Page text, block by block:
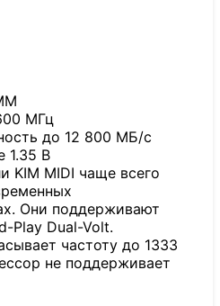
МГц
до 12 800 МБ/с
1.35 В
KIM MIDI чаще всего
Они поддерживают
Play Dual-Volt.
частоту до 1333
не поддерживает